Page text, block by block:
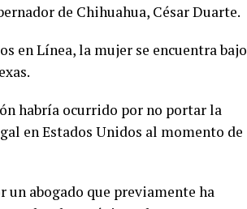
de Chihuahua, César Duarte.
en Línea, la mujer se encuentra bajo
habría ocurrido por no portar la
en Estados Unidos al momento de
un abogado que previamente ha